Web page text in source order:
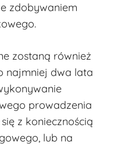
zdobywaniem
zostaną również
najmniej dwa lata
prowadzenia
z koniecznością
lub na